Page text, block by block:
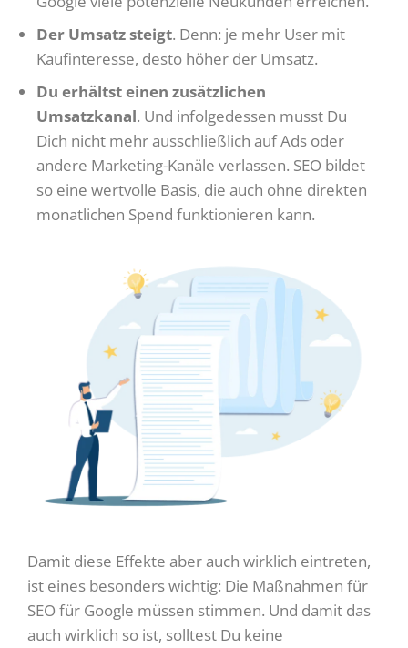
Der Umsatz steigt. Denn: je mehr User mit
Kaufinteresse, desto höher der Umsatz.
Du erhältst einen zusätzlichen
Umsatzkanal. Und infolgedessen musst Du
Dich nicht mehr ausschließlich auf Ads oder
andere Marketing-Kanäle verlassen. SEO bildet
so eine wertvolle Basis, die auch ohne direkten
monatlichen Spend funktionieren kann.
Damit diese Effekte aber auch wirklich eintreten,
ist eines besonders wichtig: Die Maßnahmen für
SEO für Google müssen stimmen. Und damit das
auch wirklich so ist, solltest Du keine